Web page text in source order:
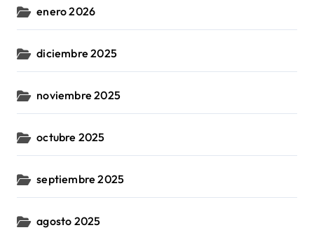
enero 2026
diciembre 2025
noviembre 2025
octubre 2025
septiembre 2025
agosto 2025